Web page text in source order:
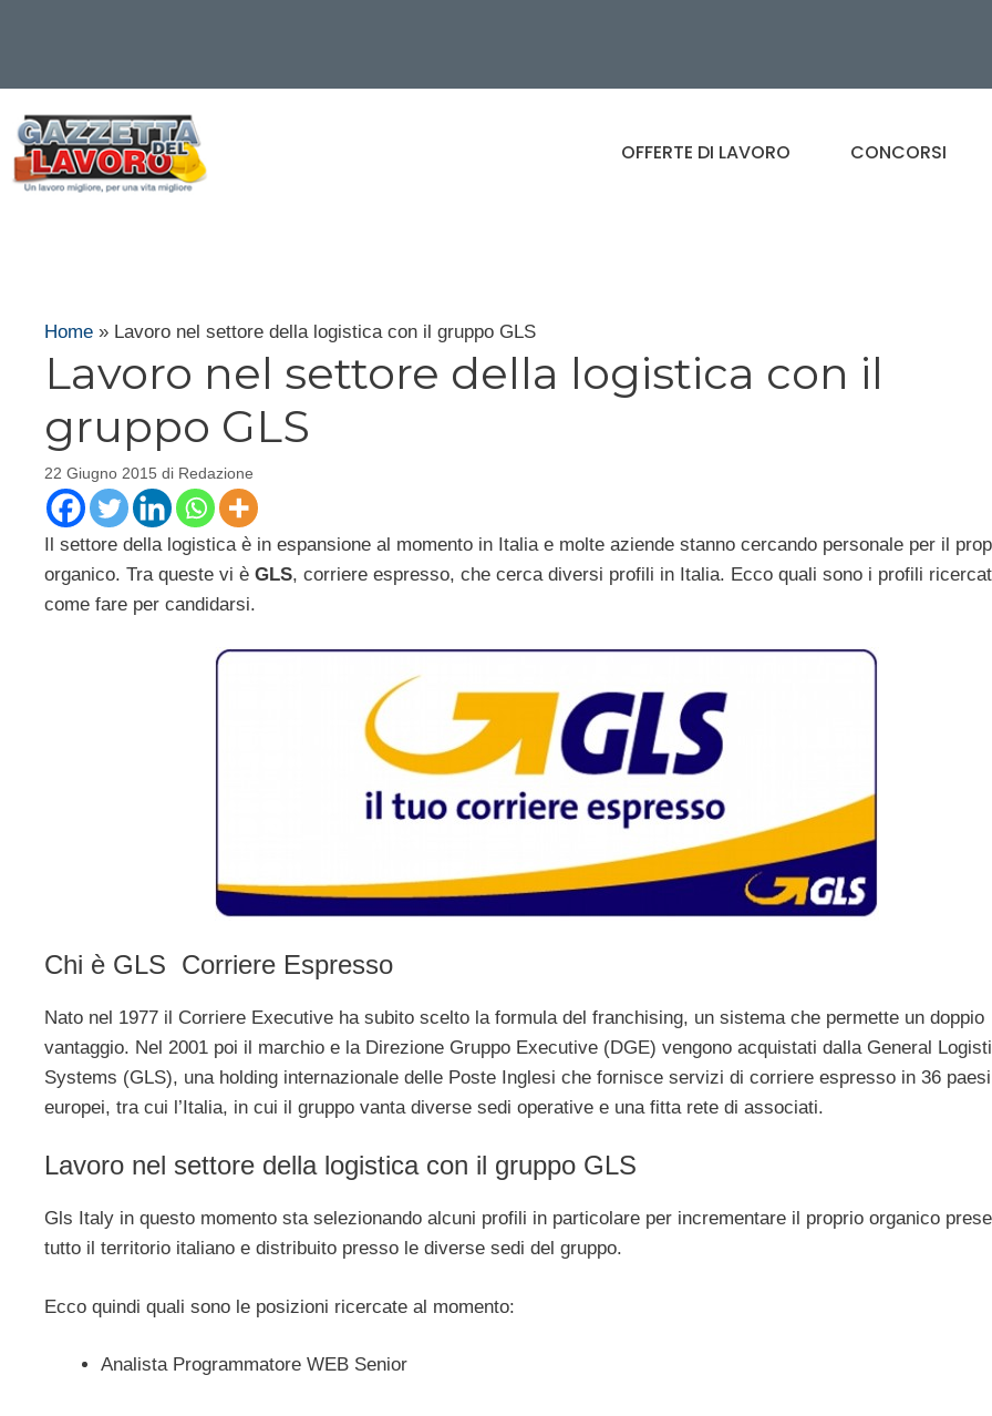
contenuto
OFFERTE DI LAVORO CONCORSI
Home » Lavoro nel settore della logistica con il gruppo GLS
Lavoro nel settore della logistica con il
gruppo GLS
22 Giugno 2015 di Redazione
Il settore della logistica è in espansione al momento in Italia e molte aziende stanno cercando personale per il
organico. Tra queste vi è GLS, corriere espresso, che cerca diversi profili in Italia. Ecco quali sono i profili
come fare per candidarsi.
Chi è GLS Corriere Espresso
Nato nel 1977 il Corriere Executive ha subito scelto la formula del franchising, un sistema che permette un doppio
vantaggio. Nel 2001 poi il marchio e la Direzione Gruppo Executive (DGE) vengono acquistati dalla General
Systems (GLS), una holding internazionale delle Poste Inglesi che fornisce servizi di corriere espresso in 36 paesi
europei, tra cui l’Italia, in cui il gruppo vanta diverse sedi operative e una fitta rete di associati.
Lavoro nel settore della logistica con il gruppo GLS
Gls Italy in questo momento sta selezionando alcuni profili in particolare per incrementare il proprio organico
tutto il territorio italiano e distribuito presso le diverse sedi del gruppo.
Ecco quindi quali sono le posizioni ricercate al momento:
Analista Programmatore WEB Senior